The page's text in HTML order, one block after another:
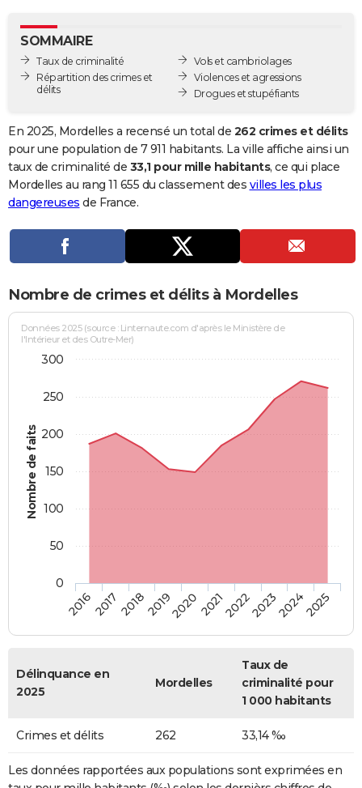
GUIDES D'ACHAT
BONS PLANS
Carte de Noël
Carte Bonne année
Carte Saint-Valentin
Carte Pâques
Carte d'anniversaire
DICTIONNAIRE
Dictionnaire
Biographies
Citations
Expressions
Proverbes
PROGRAMME TV
Se connecter
Entreprises
Service militaire
Avis de recherche
AVIS DE DÉCÈS
Bricolage
Lifestyle
Culture
Sport
Auto
Television
Voyage
Cinema
SOMMAIRE
Taux de criminalité
Répartition des crimes et
délits
Vols et cambriolages
Violences et agressions
Drogues et stupéfiants
En 2025, Mordelles a recensé un total de 262 crimes et délits
pour une population de 7 911 habitants. La ville affiche ainsi un
taux de criminalité de 33,1 pour mille habitants, ce qui place
Mordelles au rang 11 655 du classement des villes les plus
dangereuses de France.
Nombre de crimes et délits à Mordelles
Nombre de faits
Données 2025 (source : Linternaute.com d'après le Ministère de
l'Intérieur et des Outre-Mer)
2016201720182019202020212022202320242025
0
50
100
150
200
250
300
Délinquance en
2025
Mordelles
Taux de
criminalité pour
1 000 habitants
Crimes et délits 262 33,14 ‰
Les données rapportées aux populations sont exprimées en